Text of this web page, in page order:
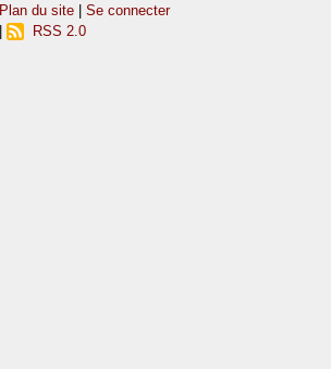
Plan du site |Se connecter
RSS 2.0